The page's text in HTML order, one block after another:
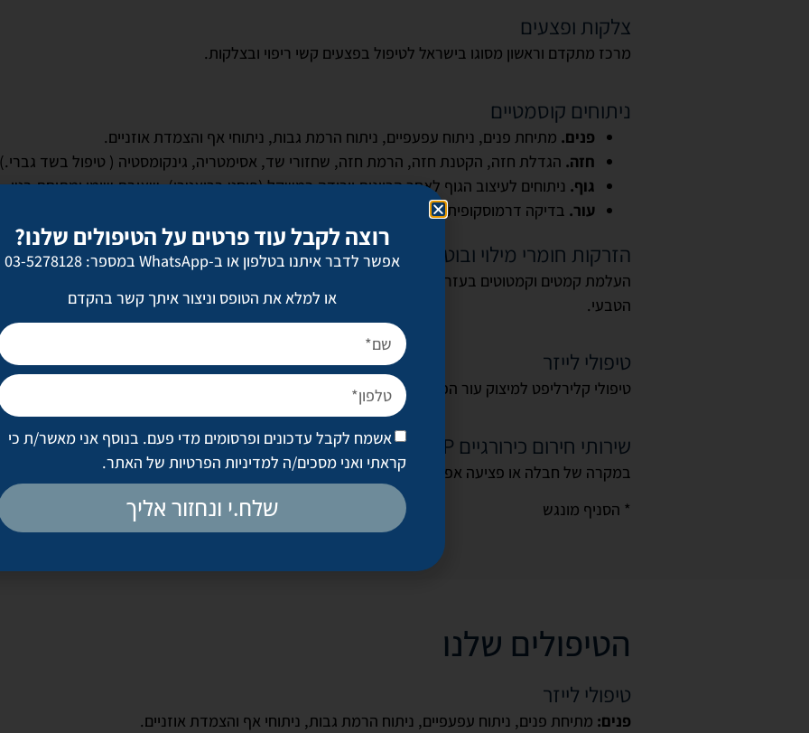
צלקות ופצעים
מרכז מתקדם וראשון מסוגו בישראל לטיפול בפצעים קשי ריפוי ובצלקות.
ניתוחים קוסמטיים
פנים. מתיחת פנים, ניתוח עפעפיים, ניתוח הרמת גבות, ניתוחי אף והצמדת אוזניים.
חזה. הגדלת חזה, הקטנת חזה, הרמת חזה, שחזורי שד, אסימטריה, גינקומסטיה ( טיפול בשד גברי.)
גוף. ניתוחים לעיצוב הגוף לאחר הריונות וירידה במשקל (פוסט בריאטרי), שאיבת שומן ומתיחת בטן.
עור. בדיקה דרמוסקופית והסרת שומות ונקודות חן.
הזרקות חומרי מילוי ובוטוקס בשיטה הטבעית
העלמת קמטים וקמטוטים בעזרת החומרים הבטוחים המתקדמים ביותר בשוק, שאושרו על ידי משרד
הטבעי.
טיפולי לייזר
טיפולי קלירליפט למיצוק עור הפנים, פילינג לייזר, הסרת כתמים, הסרת נגעי עור, הסרת אדמומיות בעור,
שירותי חירום כירורגיים VIP
במקרה של חבלה או פציעה אפשר לקבל טיפולי חירום מרופאים כירורגים מומחים ומנוסים, בתיאום טלפוני.
* הסניף מונגש
הטיפולים שלנו
טיפולי לייזר
פנים: מתיחת פנים, ניתוח עפעפיים, ניתוח הרמת גבות, ניתוחי אף והצמדת אוזניים.
רוצה לקבל עוד פרטים על הטיפולים שלנו?
אפשר לדבר איתנו בטלפון או ב-WhatsApp במספר: 03-5278128
או למלא את הטופס וניצור איתך קשר בהקדם
אשמח לקבל עדכונים ופרסומים מדי פעם. בנוסף אני מאשר/ת כי
קראתי ואני מסכים/ה למדיניות הפרטיות של האתר.
שלח.י ונחזור אליך